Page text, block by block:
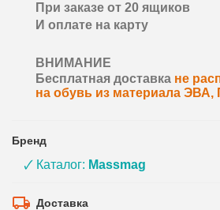
При заказе от 20 ящиков
И оплате на карту
ВНИМАНИЕ
Бесплатная доставка не
на обувь из материала
Бренд
🗸 Каталог: Massmag
Доставка